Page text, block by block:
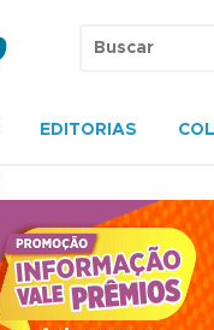
EDITORIAS